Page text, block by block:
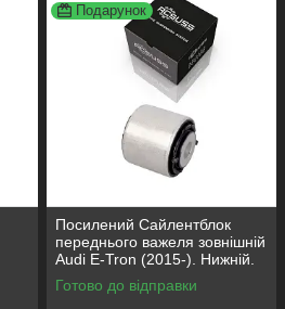
Подарунок
Посилений Сайлентблок
переднього важеля зовнішній
Audi E-Tron (2015-). Нижній.
КОРЕЯ Acsuss! FE175192 ,
VKDS331087
Готово до відправки